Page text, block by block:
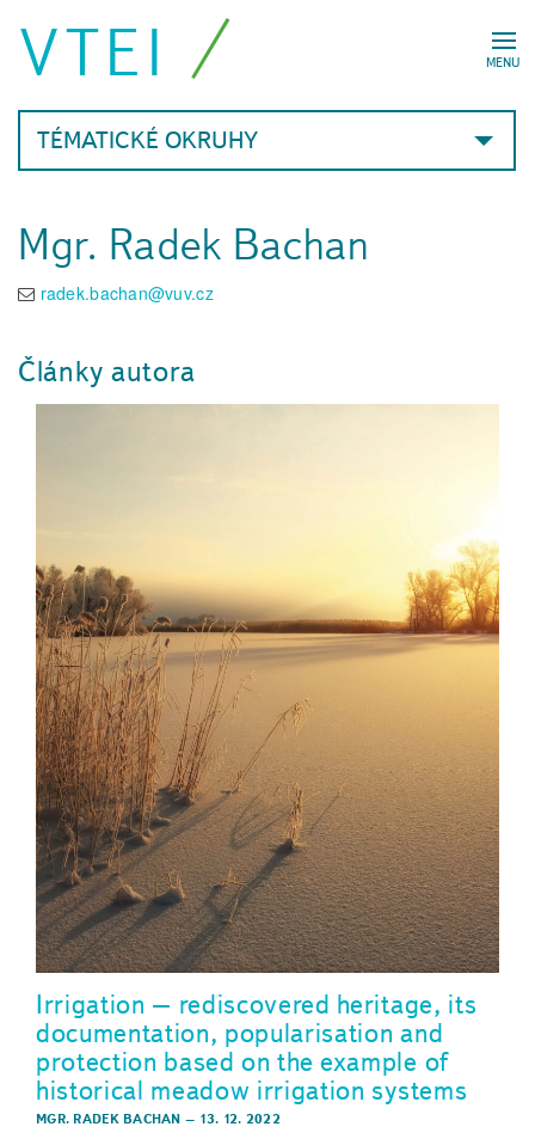
MENU
VTEI
TÉMATICKÉ OKRUHY
Mgr. Radek Bachan
radek.bachan@vuv.cz
Články autora
Irrigation – rediscovered heritage, its
documentation, popularisation and
protection based on the example of
historical meadow irrigation systems
MGR. RADEK BACHAN – 13. 12. 2022